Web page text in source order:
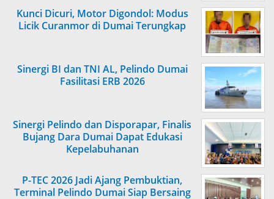
Kunci Dicuri, Motor Digondol: Modus
Licik Curanmor di Dumai Terungkap
Sinergi BI dan TNI AL, Pelindo Dumai
Fasilitasi ERB 2026
Sinergi Pelindo dan Disporapar, Finalis
Bujang Dara Dumai Dapat Edukasi
Kepelabuhanan
P-TEC 2026 Jadi Ajang Pembuktian,
Terminal Pelindo Dumai Siap Bersaing